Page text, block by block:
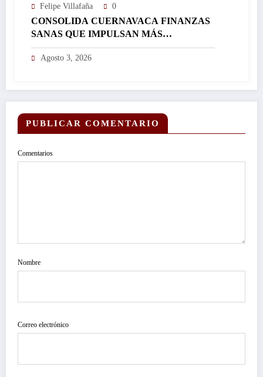
Felipe Villafaña 0
CONSOLIDA CUERNAVACA FINANZAS
SANAS QUE IMPULSAN MÁS
INVERSIÓN Y FORTALECEN EL
DESARROLLO DE LA CIUDAD…
Agosto 3, 2026
PUBLICAR COMENTARIO
Comentarios
Nombre
Correo electrónico